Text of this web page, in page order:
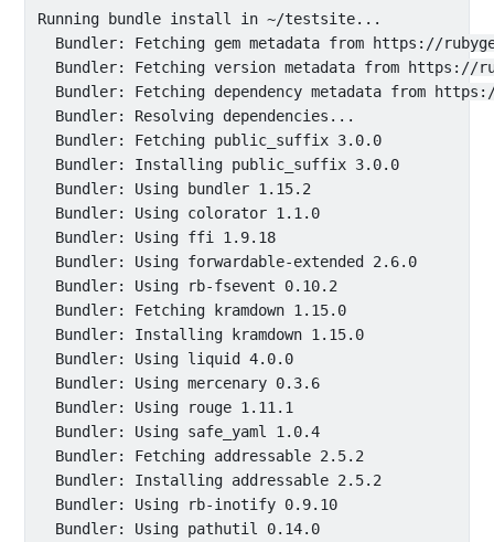
Running bundle install in ~/testsite...
Bundler: Fetching gem metadata from https://
Bundler: Fetching version metadata from https://
Bundler: Fetching dependency metadata from
  Bundler: Resolving dependencies...
  Bundler: Fetching public_suffix 3.0.0
  Bundler: Installing public_suffix 3.0.0
  Bundler: Using bundler 1.15.2
  Bundler: Using colorator 1.1.0
  Bundler: Using ffi 1.9.18
  Bundler: Using forwardable-extended 2.6.0
  Bundler: Using rb-fsevent 0.10.2
  Bundler: Fetching kramdown 1.15.0
  Bundler: Installing kramdown 1.15.0
  Bundler: Using liquid 4.0.0
  Bundler: Using mercenary 0.3.6
  Bundler: Using rouge 1.11.1
  Bundler: Using safe_yaml 1.0.4
  Bundler: Fetching addressable 2.5.2
  Bundler: Installing addressable 2.5.2
  Bundler: Using rb-inotify 0.9.10
  Bundler: Using pathutil 0.14.0